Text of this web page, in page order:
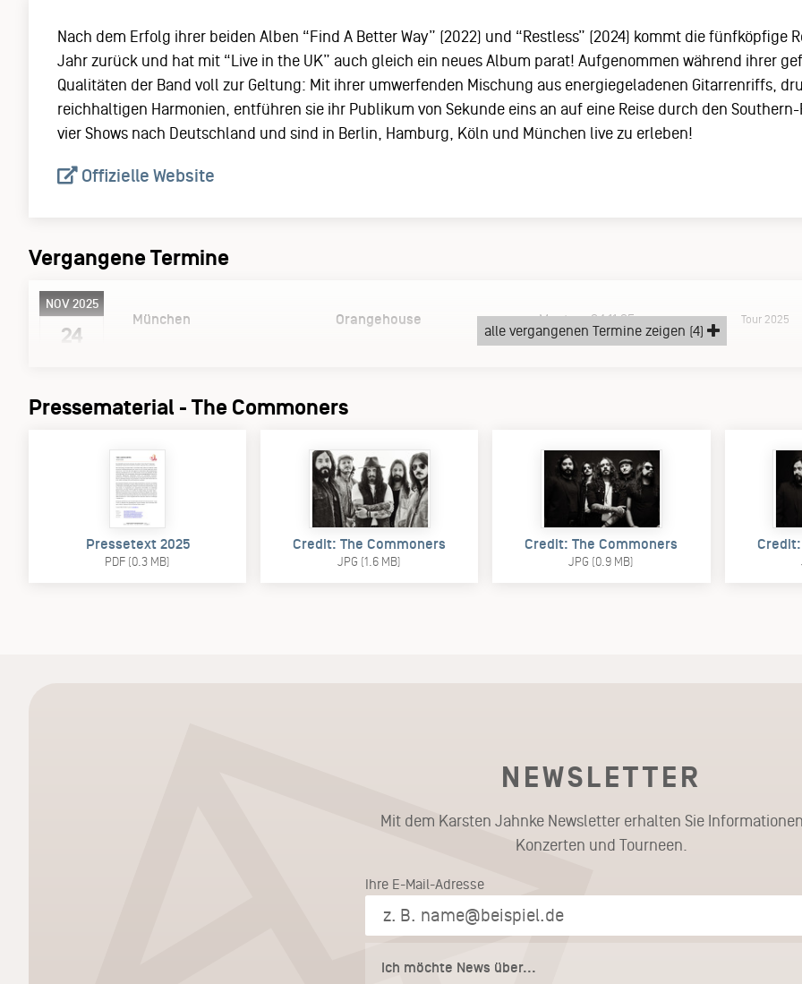
Nach dem Erfolg ihrer beiden Alben “Find A Better Way” (2022) und “Restless” (2024) kommt die fünfköpfige
Jahr zurück und hat mit “Live in the UK” auch gleich ein neues Album parat! Aufgenommen während ihrer
Qualitäten der Band voll zur Geltung: Mit ihrer umwerfenden Mischung aus energiegeladenen Gitarrenriffs,
reichhaltigen Harmonien, entführen sie ihr Publikum von Sekunde eins an auf eine Reise durch den
vier Shows nach Deutschland und sind in Berlin, Hamburg, Köln und München live zu erleben!
Offizielle Website
Vergangene Termine
NOV 2025
24
München Orangehouse Montag, 24.11.25 Tour 2025
alle vergangenen Termine zeigen (4)
Pressematerial - The Commoners
Pressetext 2025
PDF (0.3 MB)
Credit: The Commoners
JPG (1.6 MB)
Credit: The Commoners
JPG (0.9 MB)
NEWSLETTER
Mit dem Karsten Jahnke Newsletter erhalten Sie
Konzerten und Tourneen.
Ihre E-Mail-Adresse
Ich möchte News über...